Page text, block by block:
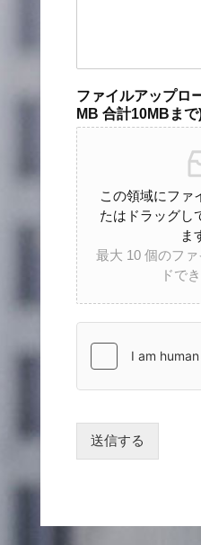
ファイルアップロ
MB 合計10MBまで
この領域にファ
たはドラッグし
ま
最大 10 個のフ
ドで
送信する